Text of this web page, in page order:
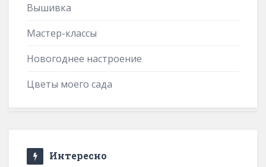
Вышивка
Мастер-классы
Новогоднее настроение
Цветы моего сада
Интересно